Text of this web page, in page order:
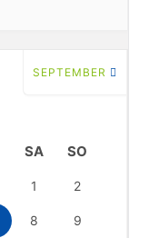
SEPTEMBER
SA SO
1 2
8 9